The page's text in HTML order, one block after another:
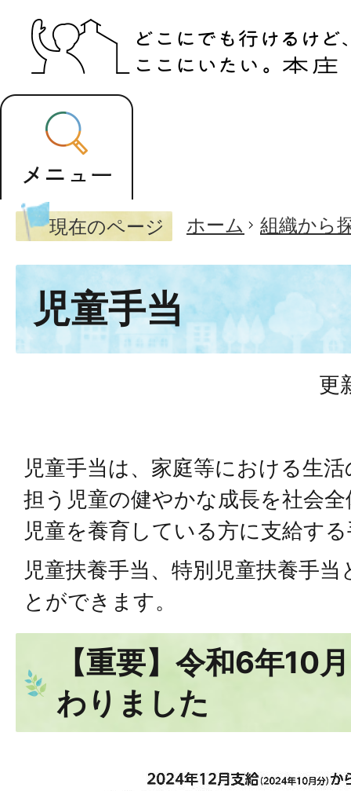
現在のページ ホーム 組織から
児童手当
更
児童手当は、家庭等における生
担う児童の健やかな成長を社会
児童を養育している方に支給す
児童扶養手当、特別児童扶養手
とができます。
【重要】令和6年10
わりました